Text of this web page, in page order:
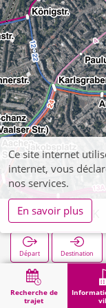
Recherche de
trajet
Aachen, AOK
Départ Destination
Démarrage Informations sur la
Ce site internet
internet, vous
nos services.
En savoir plus